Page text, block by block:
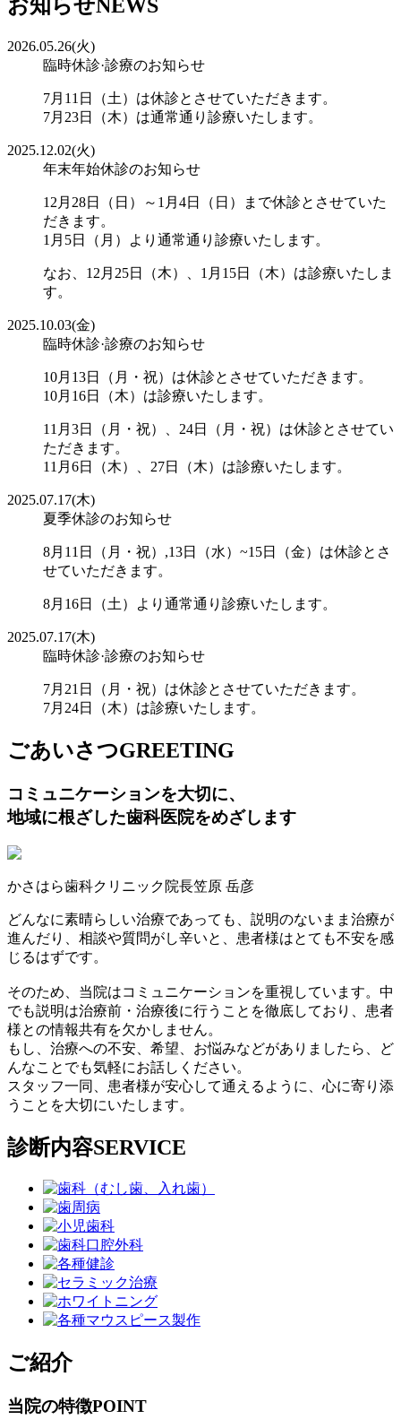
お知らせNEWS
2026.05.26(火)
臨時休診·診療のお知らせ
7月11日（土）は休診とさせていただきます。
7月23日（木）は通常通り診療いたします。
2025.12.02(火)
年末年始休診のお知らせ
12月28日（日）～1月4日（日）まで休診とさせていた
だきます。
1月5日（月）より通常通り診療いたします。
なお、12月25日（木）、1月15日（木）は診療いたしま
す。
2025.10.03(金)
臨時休診·診療のお知らせ
10月13日（月・祝）は休診とさせていただきます。
10月16日（木）は診療いたします。
11月3日（月・祝）、24日（月・祝）は休診とさせてい
ただきます。
11月6日（木）、27日（木）は診療いたします。
2025.07.17(木)
夏季休診のお知らせ
8月11日（月・祝）,13日（水）~15日（金）は休診とさ
せていただきます。
8月16日（土）より通常通り診療いたします。
2025.07.17(木)
臨時休診·診療のお知らせ
7月21日（月・祝）は休診とさせていただきます。
7月24日（木）は診療いたします。
ごあいさつGREETING
コミュニケーションを大切に、
地域に根ざした歯科医院をめざします
かさはら歯科クリニック院長笠原 岳彦
どんなに素晴らしい治療であっても、説明のないまま治療が
進んだり、相談や質問がし辛いと、患者様はとても不安を感
じるはずです。
そのため、当院はコミュニケーションを重視しています。中
でも説明は治療前・治療後に行うことを徹底しており、患者
様との情報共有を欠かしません。
もし、治療への不安、希望、お悩みなどがありましたら、ど
んなことでも気軽にお話しください。
スタッフ一同、患者様が安心して通えるように、心に寄り添
うことを大切にいたします。
診断内容SERVICE
ご紹介
当院の特徴POINT